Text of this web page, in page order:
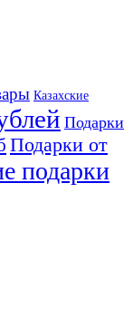
Казахские
Подарки
Подарки от
подарки